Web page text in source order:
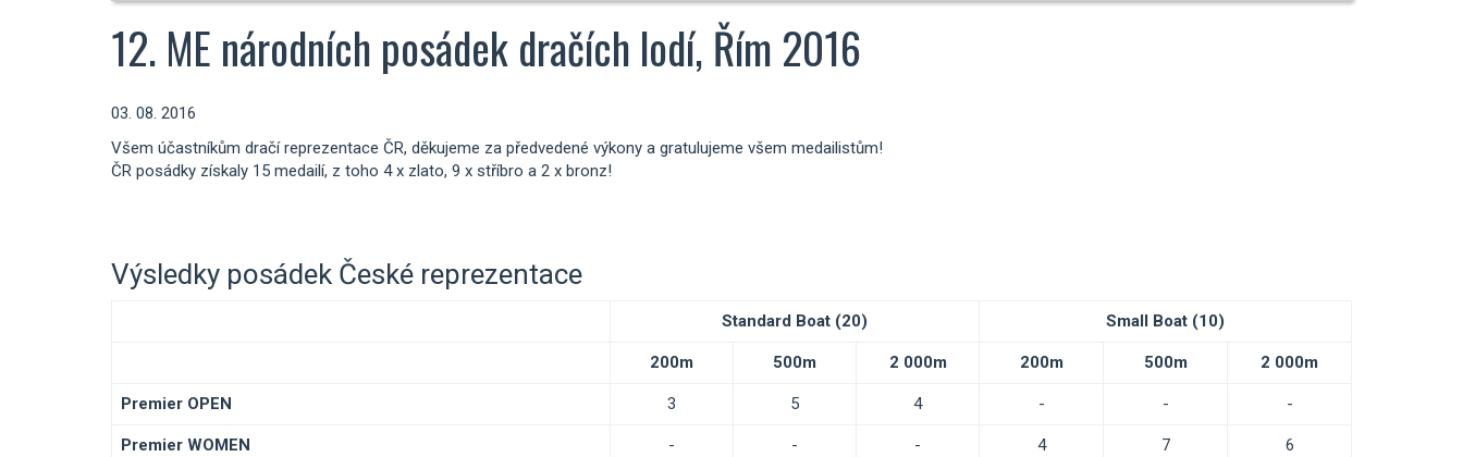
12. ME národních posádek dračích lodí, Řím 2016
03. 08. 2016
Všem účastníkům dračí reprezentace ČR, děkujeme za předvedené výkony a gratulujeme všem medailistům!
ČR posádky získaly 15 medailí, z toho 4 x zlato, 9 x stříbro a 2 x bronz!
Výsledky posádek České reprezentace
Standard Boat (20) Small Boat (10)
200m 500m 2 000m 200m 500m 2 000m
Premier OPEN 3 5 4 - - -
Premier WOMEN - - - 4 7 6